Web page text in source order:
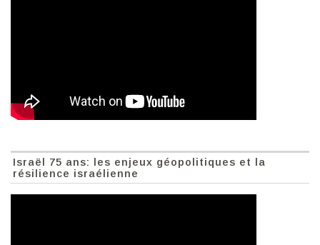
Israël 75 ans: les enjeux géopolitiques et la
résilience israélienne